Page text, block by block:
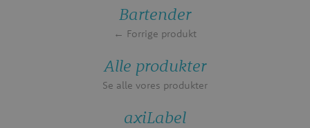
Bartender
← Forrige produkt
Alle produkter
Se alle vores produkter
axiLabel